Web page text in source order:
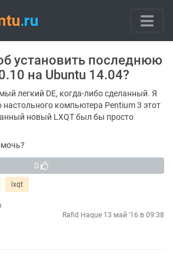
установить последнюю
на Ubuntu 14.04?
легкий DE, когда-либо сделанный. Я
компьютера Pentium 3 этот
новый LXQT был бы просто
0
lxqt
Rafid Haque 13 май '16 в 09:38